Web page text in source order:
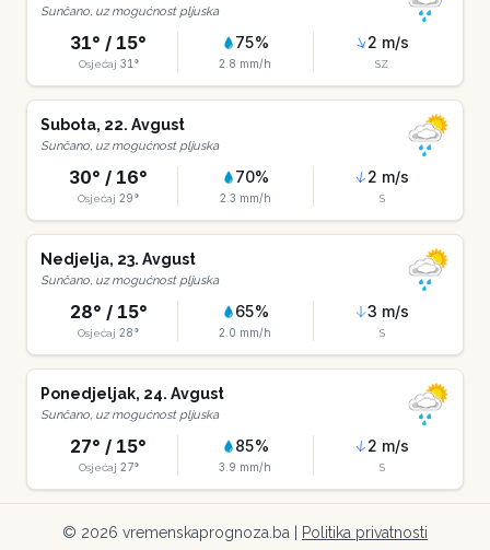
Sunčano, uz mogućnost pljuska
31° / 15°
Osjećaj 31 °
75%
2.8 mm/h
2 m/s
SZ
Subota, 22. Avgust
Sunčano, uz mogućnost pljuska
30° / 16°
Osjećaj 29°
70%
2.3 mm/h
2 m/s
S
Nedjelja, 23. Avgust
Sunčano, uz mogućnost pljuska
28° / 15°
Osjećaj 28°
65%
2.0 mm/h
3 m/s
S
Ponedjeljak, 24. Avgust
Sunčano, uz mogućnost pljuska
27° / 15°
Osjećaj 27°
85%
3.9 mm/h
2 m/s
S
© 2026 vremenskaprognoza.ba | Politika privatnosti